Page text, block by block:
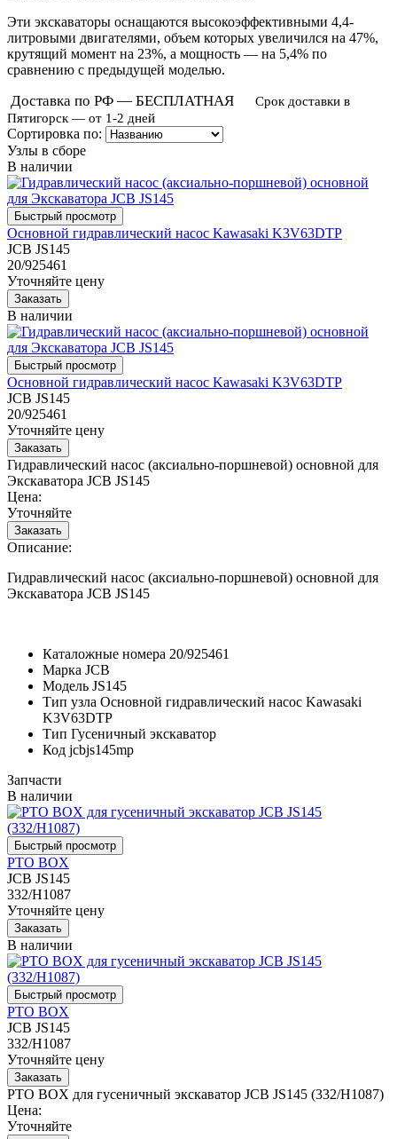
Эти экскаваторы оснащаются высокоэффективными 4,4-
литровыми двигателями, объем которых увеличился на 47%,
крутящий момент на 23%, а мощность — на 5,4% по
сравнению с предыдущей моделью.
Доставка по РФ — БЕСПЛАТНАЯ
Срок доставки в
Пятигорск — от 1-2 дней
Сортировка по:
Узлы в сборе
В наличии
Основной гидравлический насос Kawasaki K3V63DTP
JCB JS145
20/925461
Уточняйте цену
В наличии
Основной гидравлический насос Kawasaki K3V63DTP
JCB JS145
20/925461
Уточняйте цену
Гидравлический насос (аксиально-поршневой) основной для
Экскаватора JCB JS145
Цена:
Уточняйте
Описание:
Гидравлический насос (аксиально-поршневой) основной для
Экскаватора JCB JS145
Каталожные номера 20/925461
Марка JCB
Модель JS145
Тип узла Основной гидравлический насос Kawasaki
K3V63DTP
Тип Гусеничный экскаватор
Код jcbjs145mp
Запчасти
В наличии
PTO BOX
JCB JS145
332/H1087
Уточняйте цену
В наличии
PTO BOX
JCB JS145
332/H1087
Уточняйте цену
PTO BOX для гусеничный экскаватор JCB JS145 (332/H1087)
Цена:
Уточняйте